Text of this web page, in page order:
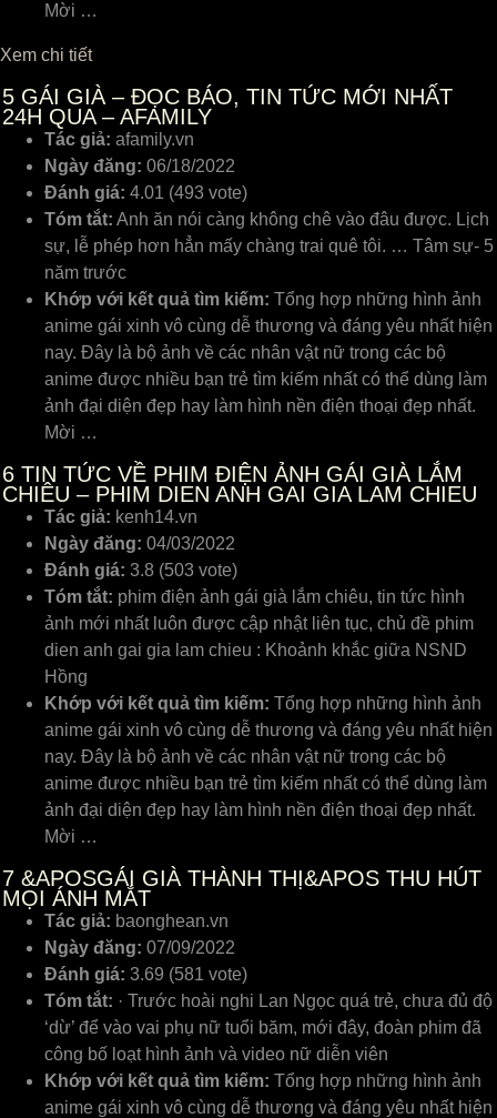
Mời …
Xem chi tiết
5 GÁI GIÀ – ĐỌC BÁO, TIN TỨC MỚI NHẤT
24H QUA – AFAMILY
Tác giả: afamily.vn
Ngày đăng: 06/18/2022
Đánh giá: 4.01 (493 vote)
Tóm tắt: Anh ăn nói càng không chê vào đâu được. Lịch
sự, lễ phép hơn hẳn mấy chàng trai quê tôi. … Tâm sự- 5
năm trước
Khớp với kết quả tìm kiếm: Tổng hợp những hình ảnh
anime gái xinh vô cùng dễ thương và đáng yêu nhất hiện
nay. Đây là bộ ảnh về các nhân vật nữ trong các bộ
anime được nhiều bạn trẻ tìm kiếm nhất có thể dùng làm
ảnh đại diện đẹp hay làm hình nền điện thoại đẹp nhất.
Mời …
6 TIN TỨC VỀ PHIM ĐIỆN ẢNH GÁI GIÀ LẮM
CHIÊU – PHIM DIEN ANH GAI GIA LAM CHIEU
Tác giả: kenh14.vn
Ngày đăng: 04/03/2022
Đánh giá: 3.8 (503 vote)
Tóm tắt: phim điện ảnh gái già lắm chiêu, tin tức hình
ảnh mới nhất luôn được cập nhật liên tục, chủ đề phim
dien anh gai gia lam chieu : Khoảnh khắc giữa NSND
Hồng
Khớp với kết quả tìm kiếm: Tổng hợp những hình ảnh
anime gái xinh vô cùng dễ thương và đáng yêu nhất hiện
nay. Đây là bộ ảnh về các nhân vật nữ trong các bộ
anime được nhiều bạn trẻ tìm kiếm nhất có thể dùng làm
ảnh đại diện đẹp hay làm hình nền điện thoại đẹp nhất.
Mời …
7 &APOSGÁI GIÀ THÀNH THỊ&APOS THU HÚT
MỌI ÁNH MẮT
Tác giả: baonghean.vn
Ngày đăng: 07/09/2022
Đánh giá: 3.69 (581 vote)
Tóm tắt: · Trước hoài nghi Lan Ngọc quá trẻ, chưa đủ độ
‘dừ’ để vào vai phụ nữ tuổi băm, mới đây, đoàn phim đã
công bố loạt hình ảnh và video nữ diễn viên
Khớp với kết quả tìm kiếm: Tổng hợp những hình ảnh
anime gái xinh vô cùng dễ thương và đáng yêu nhất hiện